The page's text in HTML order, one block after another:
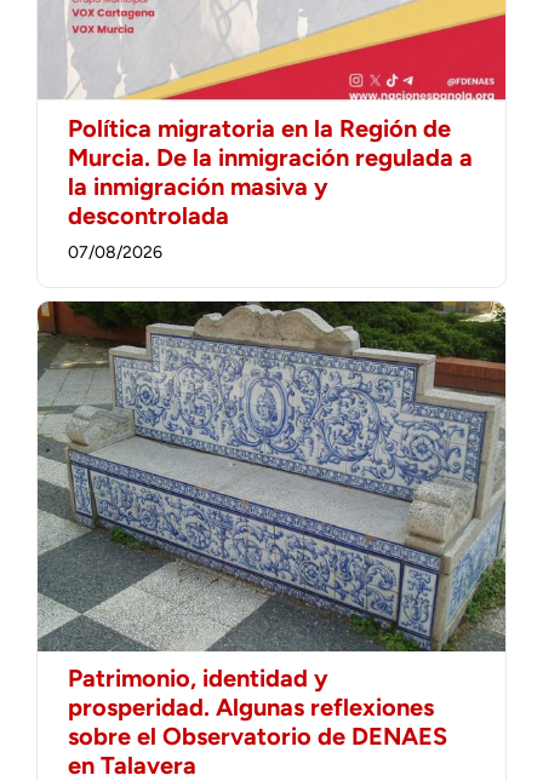
Política migratoria en la Región de
Murcia. De la inmigración regulada a
la inmigración masiva y
descontrolada
07/08/2026
Patrimonio, identidad y
prosperidad. Algunas reflexiones
sobre el Observatorio de DENAES
en Talavera